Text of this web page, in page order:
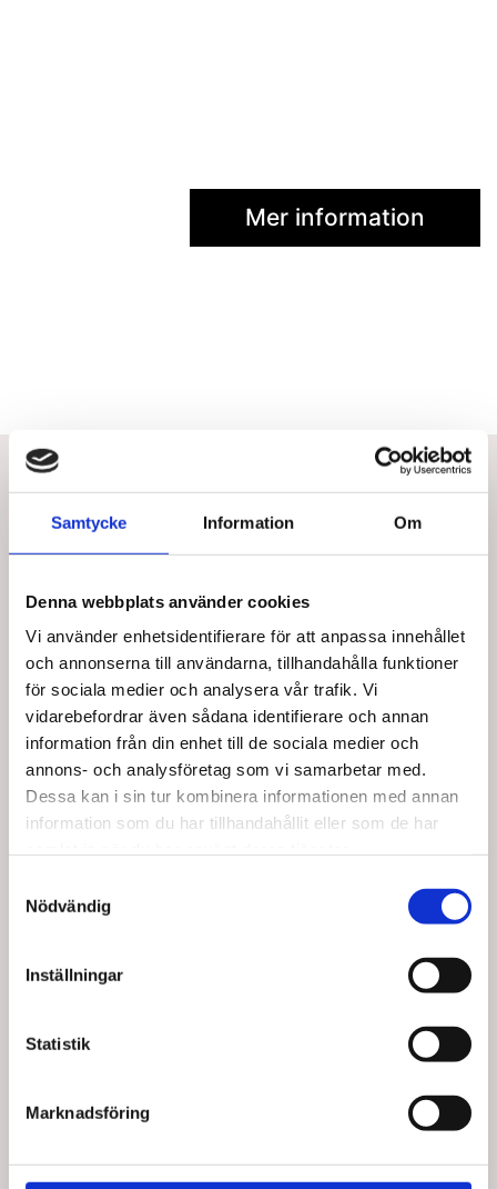
Samtycke Information Om
Denna webbplats använder cookies
Vi använder enhetsidentifierare för att anpassa innehållet
och annonserna till användarna, tillhandahålla funktioner
för sociala medier och analysera vår trafik. Vi
vidarebefordrar även sådana identifierare och annan
information från din enhet till de sociala medier och
annons- och analysföretag som vi samarbetar med.
Dessa kan i sin tur kombinera informationen med annan
information som du har tillhandahållit eller som de har
Nödvändig
Inställningar
Statistik
Marknadsföring
Mer information
Bästsäljare i Måttband
19009
Måttband Rollfix
SEK 107,50
SEK 86,00 Exkl. moms
19010
Måttband Rollfix 1,5 m
utan krok
SEK 90,00
SEK 72,00 Exkl. moms
varukorg
Köptes tillsammans med denna produkt